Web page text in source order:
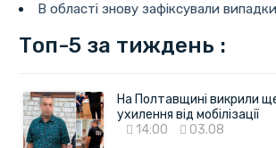
В області знову зафіксували
Топ-5 за тиждень :
На Полтавщині викрили
ухилення від мобілізації
14:00
03.08